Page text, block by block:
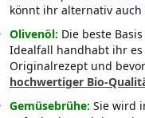
könnt ihr alternativ auch
Olivenöl: Die beste
Idealfall handhabt ihr
Originalrezept und
hochwertiger Bio-
Gemüsebrühe: Sie wird